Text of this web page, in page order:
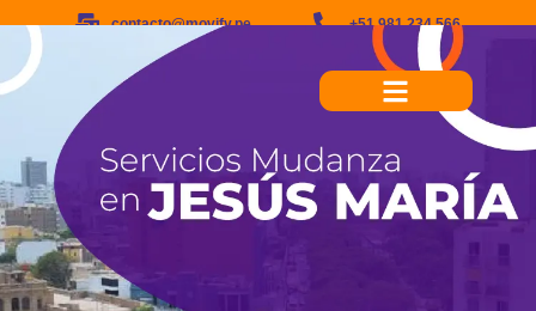
contacto@movify.pe +51 981 234 566